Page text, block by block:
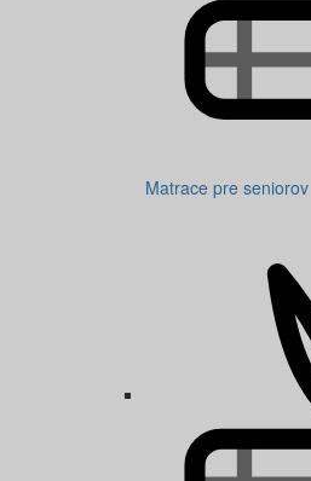
Matrace pre seniorov